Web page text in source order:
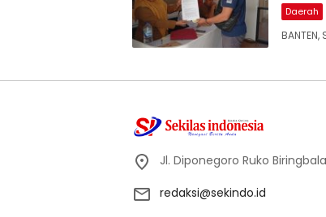
Daerah
Jl. Diponegoro Ruko
redaksi@sekindo.id